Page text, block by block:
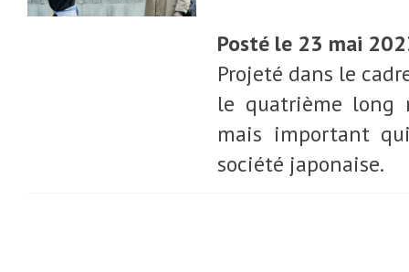
Posté le 23 mai
Projeté dans le
le quatrième long
mais important
société japonaise.